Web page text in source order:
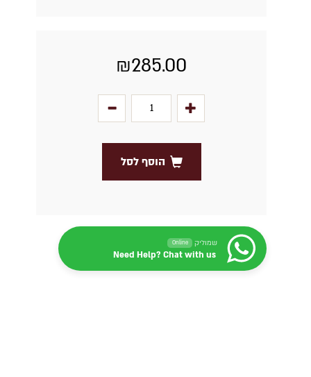
₪285.00
הוסף לסל
שמוליק Online
Need Help? Chat with us